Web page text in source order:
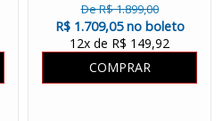
De R$ 1.899,00
R$ 1.709,05 no boleto
12x de R$ 149,92
COMPRAR